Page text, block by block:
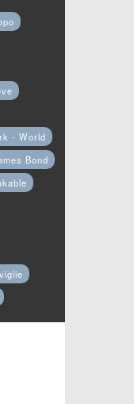
- World
Bond